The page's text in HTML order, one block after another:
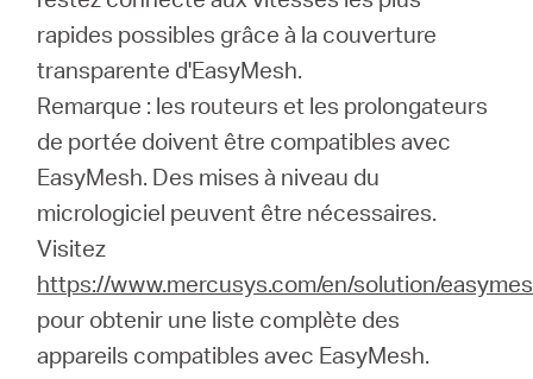
Mercusys
acheter
rapides possibles grâce à la couverture
transparente d'EasyMesh.
Remarque : les routeurs et les prolongateurs
de portée doivent être compatibles avec
EasyMesh. Des mises à niveau du
micrologiciel peuvent être nécessaires.
Visitez
https://www.mercusys.com/en/solution/
pour obtenir une liste complète des
appareils compatibles avec EasyMesh.